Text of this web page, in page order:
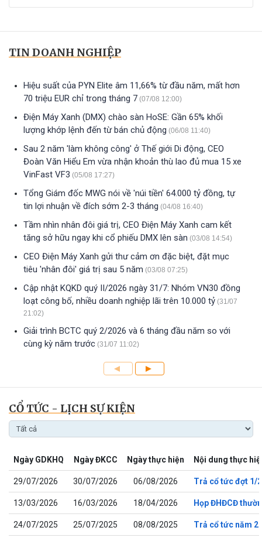
TIN DOANH NGHIỆP
Hiệu suất của PYN Elite âm 11,66% từ đầu năm, mất hơn
70 triệu EUR chỉ trong tháng 7 (07/08 12:00)
Điện Máy Xanh (DMX) chào sàn HoSE: Gần 65% khối
lượng khớp lệnh đến từ bán chủ động (06/08 11:40)
Sau 2 năm 'làm không công' ở Thế giới Di động, CEO
Đoàn Văn Hiểu Em vừa nhận khoản thù lao đủ mua 15 xe
VinFast VF3 (05/08 17:27)
Tổng Giám đốc MWG nói về 'núi tiền' 64.000 tỷ đồng, tự
tin lợi nhuận về đích sớm 2-3 tháng (04/08 16:40)
Tầm nhìn nhân đôi giá trị, CEO Điện Máy Xanh cam kết
tăng sở hữu ngay khi cổ phiếu DMX lên sàn (03/08 14:54)
CEO Điện Máy Xanh gửi thư cảm ơn đặc biệt, đặt mục
tiêu 'nhân đôi' giá trị sau 5 năm (03/08 07:25)
Cập nhật KQKD quý II/2026 ngày 31/7: Nhóm VN30 đồng
loạt công bố, nhiều doanh nghiệp lãi trên 10.000 tỷ (31/07
21:02)
Giải trình BCTC quý 2/2026 và 6 tháng đầu năm so với
cùng kỳ năm trước (31/07 11:02)
CỔ TỨC - LỊCH SỰ KIỆN
Ngày GDKHQ Ngày ĐKCC Ngày thực hiện Nội dung thực
29/07/2026 30/07/2026 06/08/2026 Trả cổ tức đợt 1/
13/03/2026 16/03/2026 18/04/2026 Họp ĐHĐCĐ
24/07/2025 25/07/2025 08/08/2025 Trả cổ tức năm